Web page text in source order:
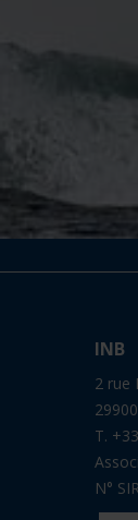
INB
2 rue
T.
N°